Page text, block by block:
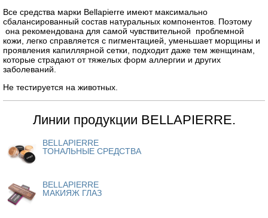
Все средства марки Bellapierre имеют максимально
сбалансированный состав натуральных компонентов. Поэтому
она рекомендована для самой чувствительной проблемной
кожи, легко справляется с пигментацией, уменьшает морщины и
проявления капиллярной сетки, подходит даже тем женщинам,
которые страдают от тяжелых форм аллергии и других
заболеваний.
Не тестируется на животных.
Линии продукции BELLAPIERRE.
BELLAPIERRE
ТОНАЛЬНЫЕ СРЕДСТВА
BELLAPIERRE
МАКИЯЖ ГЛАЗ